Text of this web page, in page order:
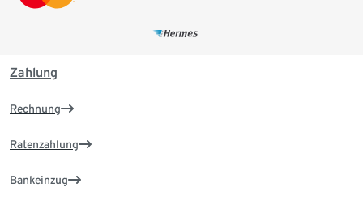
Zahlung
Rechnung
Ratenzahlung
Bankeinzug